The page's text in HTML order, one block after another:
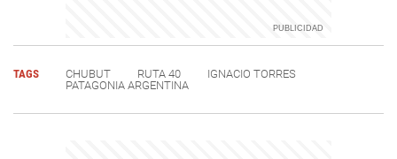
TAGS CHUBUT RUTA 40
IGNACIO TORRES
PATAGONIA ARGENTINA